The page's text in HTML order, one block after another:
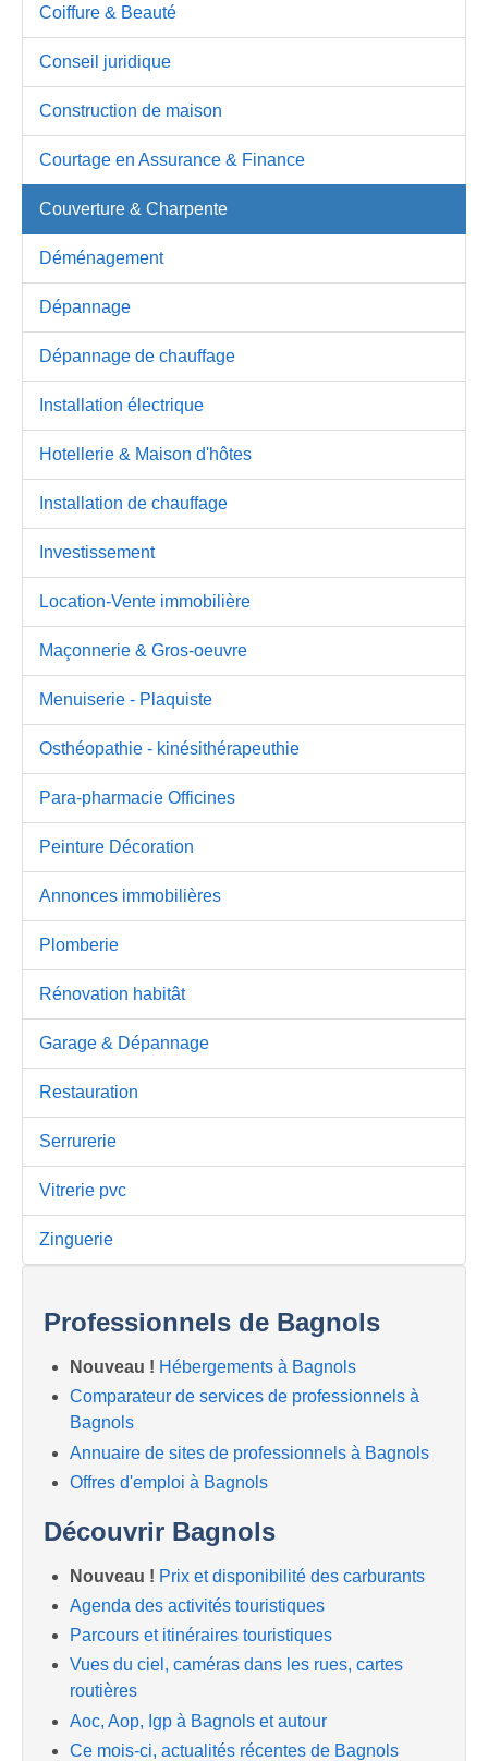
Coiffure & Beauté
Conseil juridique
Construction de maison
Courtage en Assurance & Finance
Couverture & Charpente
Déménagement
Dépannage
Dépannage de chauffage
Installation électrique
Hotellerie & Maison d'hôtes
Installation de chauffage
Investissement
Location-Vente immobilière
Maçonnerie & Gros-oeuvre
Menuiserie - Plaquiste
Osthéopathie - kinésithérapeuthie
Para-pharmacie Officines
Peinture Décoration
Annonces immobilières
Plomberie
Rénovation habitât
Garage & Dépannage
Restauration
Serrurerie
Vitrerie pvc
Zinguerie
Professionnels de Bagnols
Nouveau ! Hébergements à Bagnols
Comparateur de services de professionnels à
Bagnols
Annuaire de sites de professionnels à Bagnols
Offres d'emploi à Bagnols
Découvrir Bagnols
Nouveau ! Prix et disponibilité des carburants
Agenda des activités touristiques
Parcours et itinéraires touristiques
Vues du ciel, caméras dans les rues, cartes
routières
Aoc, Aop, Igp à Bagnols et autour
Ce mois-ci, actualités récentes de Bagnols